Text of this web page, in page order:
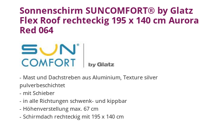
Sonnenschirm SUNCOMFORT® by Glatz
Flex Roof rechteckig 195 x 140 cm Aurora
Red 064
- Mast und Dachstreben aus Aluminium, Texture silver
pulverbeschichtet
- mit Schieber
- in alle Richtungen schwenk- und kippbar
- Höhenverstellung max. 67 cm
- Schirmdach rechteckig mit 195 x 140 cm